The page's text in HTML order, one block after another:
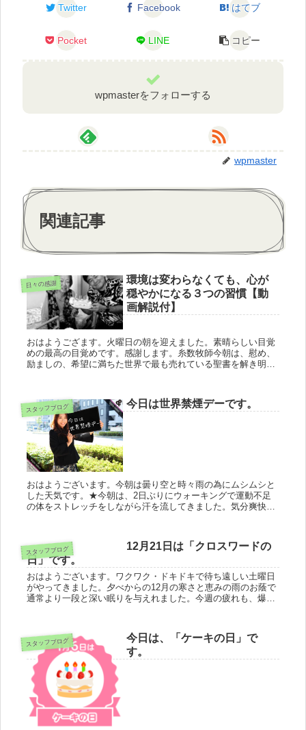
Twitter Facebook はてブ
Pocket LINE コピー
wpmasterをフォローする
wpmaster
関連記事
日々の感謝
環境は変わらなくても、心が
穏やかになる３つの習慣【動
画解説付】
おはようござます。火曜日の朝を迎えました。素晴らしい目覚
めの最高の目覚めです。感謝します。糸数牧師今朝は、慰め、
励ましの、希望に満ちた世界で最も売れている聖書を解き明か
スタッフブログ 今日は世界禁煙デーです。
おはようございます。今朝は曇り空と時々雨の為にムシムシと
した天気です。★今朝は、2日ぶりにウォーキングで運動不足
の体をストレッチをしながら汗を流してきました。気分爽快で
スタッフブログ
12月21日は「クロスワードの
日」です。
おはようございます。ワクワク・ドキドキで待ち遠しい土曜日
がやってきました。夕べからの12月の寒さと恵みの雨のお蔭で
通常より一段と深い眠りを与えれました。今週の疲れも、爆睡
スタッフブログ
今日は、「ケーキの日」で
す。